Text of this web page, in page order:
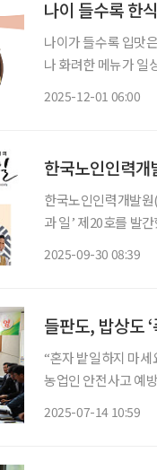
나이 들수록 한
나이가 들수록 입맛
나 화려한 메뉴가 일
2025-12-01 06:00
한국노인인력개
한국노인인력개발
과 일’ 제20호를 발
2025-09-30 08:39
들판도, 밥상도
“혼자 밭일하지 마
농업인 안전사고 예방과 농축산물
2025-07-14 10:59